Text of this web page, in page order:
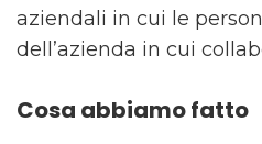
aziendali in cui le
dell’azienda in cui
Cosa abbiamo fatto